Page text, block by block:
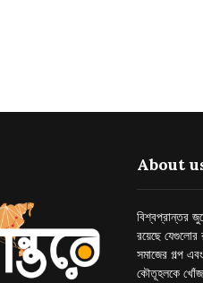
About
বিশ্বপ্রান্তর
রয়েছে
সমাজের গল্প
কৌতূহলকে